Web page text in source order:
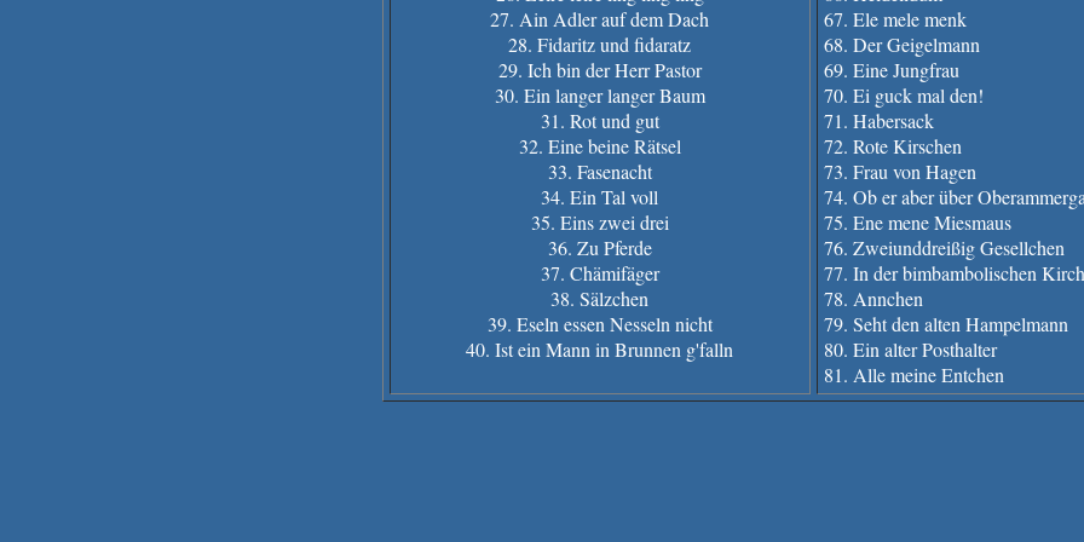
27. Ain Adler auf dem Dach
28. Fidaritz und fidaratz
29. Ich bin der Herr Pastor
30. Ein langer langer Baum
31. Rot und gut
32. Eine beine Rätsel
33. Fasenacht
34. Ein Tal voll
35. Eins zwei drei
36. Zu Pferde
37. Chämifäger
38. Sälzchen
39. Eseln essen Nesseln nicht
40. Ist ein Mann in Brunnen g'falln
67. Ele mele menk
68. Der Geigelmann
69. Eine Jungfrau
70. Ei guck mal den!
71. Habersack
72. Rote Kirschen
73. Frau von Hagen
74. Ob er aber über
75. Ene mene Miesmaus
76. Zweiunddreißig Gesellchen
77. In der bimbambolischen
78. Annchen
79. Seht den alten Hampelmann
80. Ein alter Posthalter
81. Alle meine Entchen